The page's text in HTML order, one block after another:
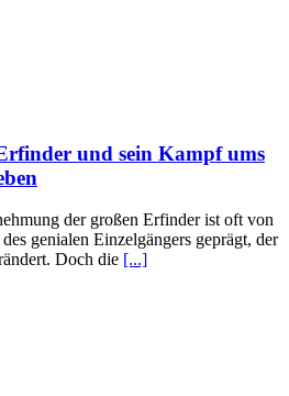
und sein Kampf ums
der großen Erfinder ist oft von
genialen Einzelgängers geprägt, der
Doch die [...]